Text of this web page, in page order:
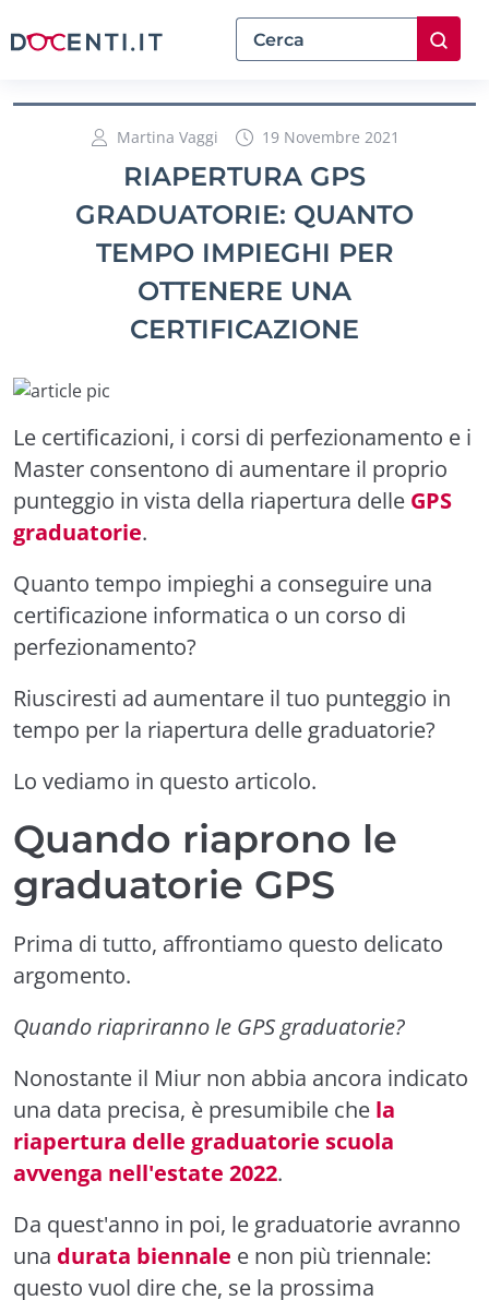
Martina Vaggi 19 Novembre 2021
RIAPERTURA GPS
GRADUATORIE: QUANTO
TEMPO IMPIEGHI PER
OTTENERE UNA
CERTIFICAZIONE
Le certificazioni, i corsi di perfezionamento e i
Master consentono di aumentare il proprio
punteggio in vista della riapertura delle GPS
graduatorie.
Quanto tempo impieghi a conseguire una
certificazione informatica o un corso di
perfezionamento?
Riusciresti ad aumentare il tuo punteggio in
tempo per la riapertura delle graduatorie?
Lo vediamo in questo articolo.
Quando riaprono le
graduatorie GPS
Prima di tutto, affrontiamo questo delicato
argomento.
Quando riapriranno le GPS graduatorie?
Nonostante il Miur non abbia ancora indicato
una data precisa, è presumibile che la
riapertura delle graduatorie scuola
avvenga nell'estate 2022.
Da quest'anno in poi, le graduatorie avranno
una durata biennale e non più triennale:
questo vuol dire che, se la prossima